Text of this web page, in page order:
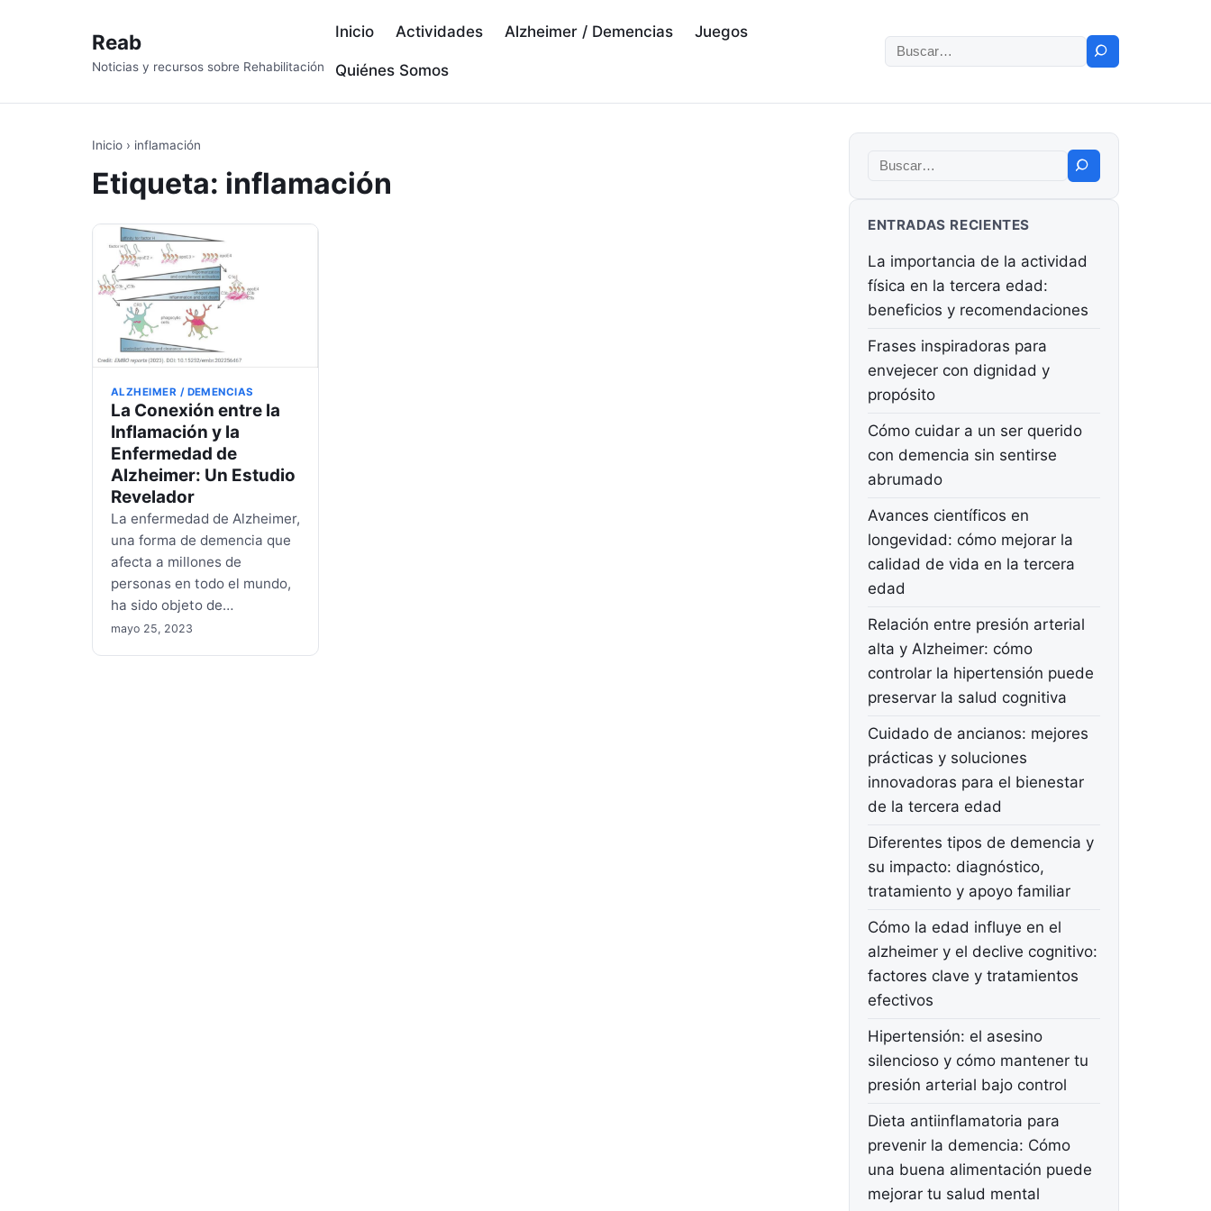
Reab
Noticias y recursos sobre Rehabilitación
Inicio Actividades Alzheimer / Demencias Juegos
Quiénes Somos Buscar:
Inicio › inflamación
Etiqueta: inflamación
ALZHEIMER / DEMENCIAS
La Conexión entre la
Inflamación y la
Enfermedad de
Alzheimer: Un Estudio
Revelador
La enfermedad de Alzheimer,
una forma de demencia que
afecta a millones de
personas en todo el mundo,
ha sido objeto de…
mayo 25, 2023
Buscar:
ENTRADAS RECIENTES
La importancia de la actividad
física en la tercera edad:
beneficios y recomendaciones
Frases inspiradoras para
envejecer con dignidad y
propósito
Cómo cuidar a un ser querido
con demencia sin sentirse
abrumado
Avances científicos en
longevidad: cómo mejorar la
calidad de vida en la tercera
edad
Relación entre presión arterial
alta y Alzheimer: cómo
controlar la hipertensión puede
preservar la salud cognitiva
Cuidado de ancianos: mejores
prácticas y soluciones
innovadoras para el bienestar
de la tercera edad
Diferentes tipos de demencia y
su impacto: diagnóstico,
tratamiento y apoyo familiar
Cómo la edad influye en el
alzheimer y el declive cognitivo:
factores clave y tratamientos
efectivos
Hipertensión: el asesino
silencioso y cómo mantener tu
presión arterial bajo control
Dieta antiinflamatoria para
prevenir la demencia: Cómo
una buena alimentación puede
mejorar tu salud mental